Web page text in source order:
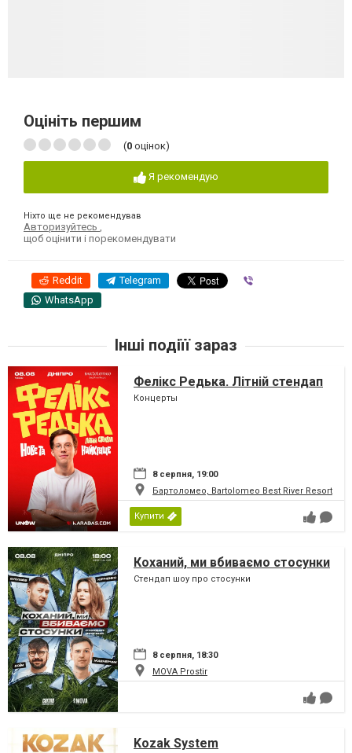
Оцініть першим
(0 оцінок)
Я рекомендую
Ніхто ще не рекомендував
Авторизуйтесь
щоб оцінити і порекомендувати
Reddit Telegram
WhatsApp
Інші подіїї зараз
Фелікс Редька. Літній стендап
Концерты
8 серпня, 19:00
Бартоломео, Bartolomeo Best River Resort
Купити
Коханий, ми вбиваємо стосунки
Стендап шоу про стосунки
8 серпня, 18:30
MOVA Рrostir
Kozak System